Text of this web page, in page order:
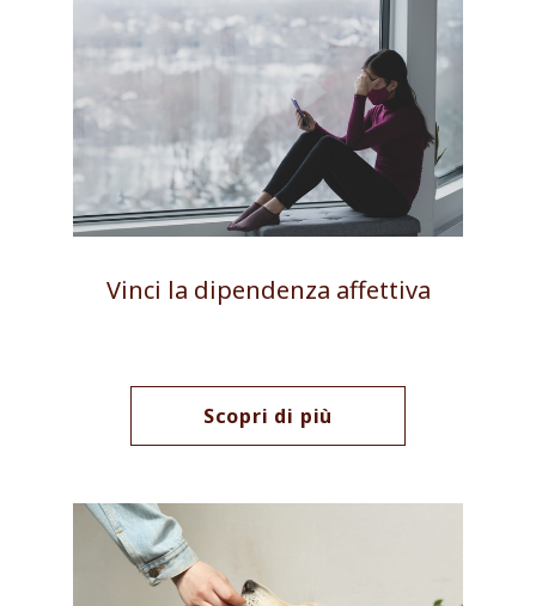
Vinci la dipendenza affettiva
Scopri di più